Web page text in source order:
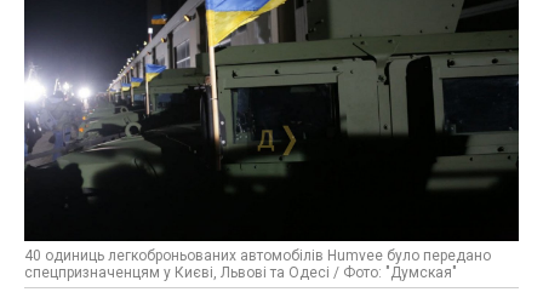
40 одиниць легкоброньованих автомобілів Humvee було передано
спецпризначенцям у Києві, Львові та Одесі / Фото: "Думская"